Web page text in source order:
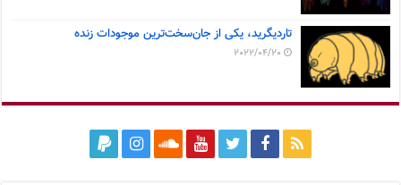
تاردیگرید، یکی از جان‌سخت‌ترین موجودات زنده
2022/04/20